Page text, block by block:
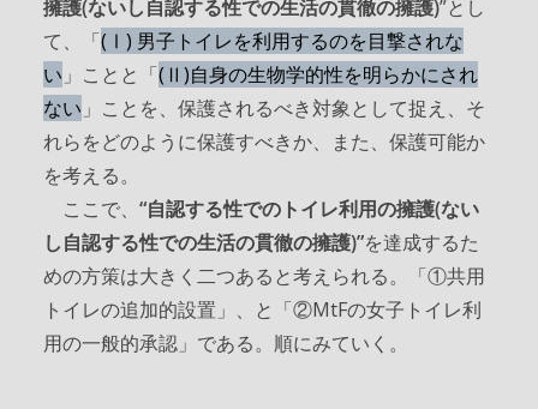
擁護(ないし自認する性での生活の貫徹の擁護)”とし
て、「(Ⅰ) 男子トイレを利用するのを目撃されな
い 」ことと「(Ⅱ)自身の生物学的性を明らかにされ
ない 」ことを、保護されるべき対象として捉え、そ
れらをどのように保護すべきか、また、保護可能か
を考える。
ここで、 “自認する性でのトイレ利用の擁護(ない
し自認する性での生活の貫徹の擁護)”を達成するた
めの方策は大きく二つあると考えられる。「①共用
トイレの追加的設置」、と「②MtFの女子トイレ利
用の一般的承認」である。順にみていく。